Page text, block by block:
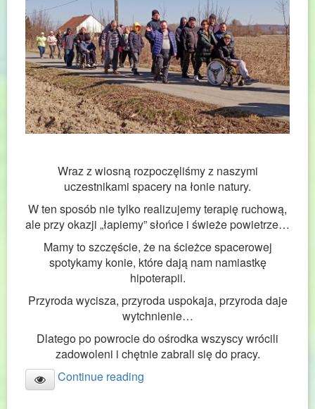
Wraz z wiosną rozpoczęliśmy z naszymi
uczestnikami spacery na łonie natury.
W ten sposób nie tylko realizujemy terapię ruchową,
ale przy okazji „łapiemy” słońce i świeże powietrze…
Mamy to szczęście, że na ścieżce spacerowej
spotykamy konie, które dają nam namiastkę
hipoterapii.
Przyroda wycisza, przyroda uspokaja, przyroda daje
wytchnienie…
Dlatego po powrocie do ośrodka wszyscy wrócili
zadowoleni i chętnie zabrali się do pracy.
Continue reading